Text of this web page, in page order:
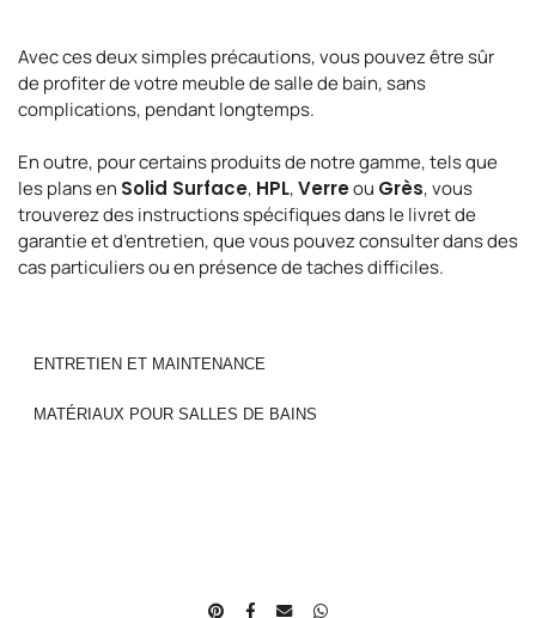
Avec ces deux simples précautions, vous pouvez être sûr
de profiter de votre meuble de salle de bain, sans
complications, pendant longtemps.
En outre, pour certains produits de notre gamme, tels que
les plans en Solid Surface, HPL,Verreou Grès, vous
trouverez des instructions spécifiques dans le livret de
garantie et d’entretien, que vous pouvez consulter dans des
cas particuliers ou en présence de taches difficiles.
ENTRETIEN ET MAINTENANCE
MATÉRIAUX POUR SALLES DE BAINS